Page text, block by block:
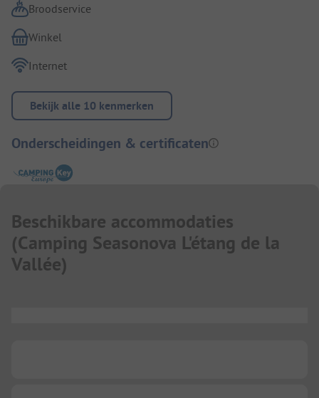
Broodservice
Winkel
Internet
Bekijk alle 10 kenmerken
Onderscheidingen & certificaten
Beschikbare accommodaties
(Camping Seasonova L'étang de la
Vallée)